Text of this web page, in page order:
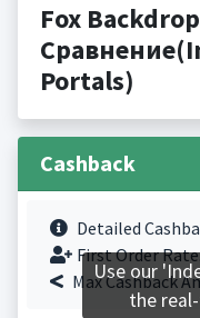
Fox
Portals)
Cashback
Detailed
First Order
Max Cashback
Use our
the